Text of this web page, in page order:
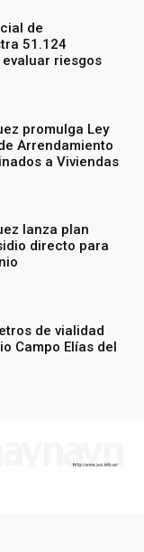
de
51.124
riesgos
promulga Ley
Arrendamiento
a Viviendas
lanza plan
directo para
de vialidad
Campo Elías del